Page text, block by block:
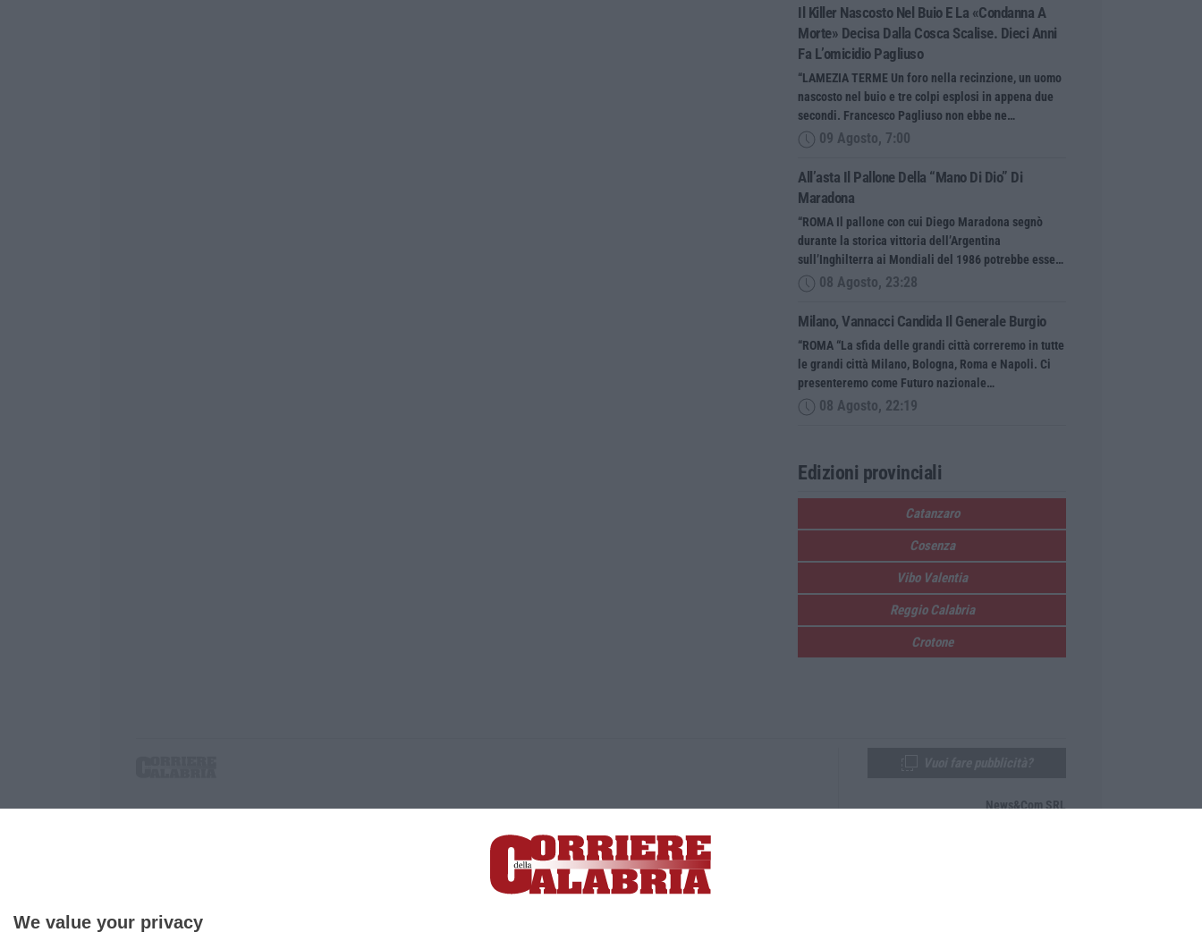
We value your privacy
Il Killer Nascosto Nel Buio E La «condanna A
Morte» Decisa Dalla Cosca Scalise. Dieci Anni
Fa L’omicidio Pagliuso
“LAMEZIA TERME Un foro nella recinzione, un uomo
nascosto nel buio e tre colpi esplosi in appena due
secondi. Francesco Pagliuso non ebbe ne…
09 Agosto, 7:00
All’asta Il Pallone Della “mano Di Dio” Di
Maradona
“ROMA Il pallone con cui Diego Maradona segnò
durante la storica vittoria dell’Argentina
sull’Inghilterra ai Mondiali del 1986 potrebbe esse…
08 Agosto, 23:28
Milano, Vannacci Candida Il Generale Burgio
“ROMA “La sfida delle grandi città correremo in tutte
le grandi città Milano, Bologna, Roma e Napoli. Ci
presenteremo come Futuro nazionale…
08 Agosto, 22:19
Edizioni provinciali
Catanzaro
Cosenza
Vibo Valentia
Reggio Calabria
Crotone
P.IVA. 03199620794, Via del mare 6/G, S.Eufemia, Lamezia Terme (CZ)
Iscrizione tribunale di Lamezia Terme 5/2011 - Direttore responsabile Paola Militano |Privacy
News&Com SRL